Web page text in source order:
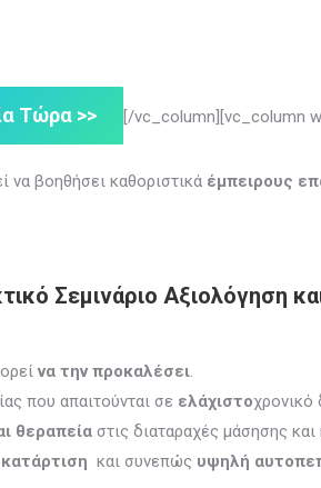
Τώρα >> [/vc_column][vc_column
να βοηθήσει καθοριστικά έμπειρους
Σεμινάριο Αξιολόγηση
να την προκαλέσει.
που απαιτούνται σε ελάχιστοχρονικό
θεραπεία στις διαταραχές μάσησης
και συνεπώς υψηλή